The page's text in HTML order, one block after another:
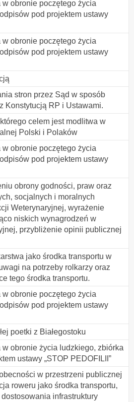
obronie poczętego życia
pod projektem ustawy
obronie poczętego życia
pod projektem ustawy
stron przez Sąd w sposób
Konstytucją RP i Ustawami.
celem jest modlitwa w
Polski i Polaków
obronie poczętego życia
pod projektem ustawy
obrony godności, praw oraz
socjalnych i moralnych
Weterynaryjnej, wyrażenie
niskich wynagrodzeń w
przybliżenie opinii publicznej
jako środka transportu w
na potrzeby rolkarzy oraz
tego środka transportu.
obronie poczętego życia
pod projektem ustawy
poetki z Białegostoku
w obronie życia ludzkiego, zbiórka
ustawy „STOP PEDOFILII”
w przestrzeni publicznej
roweru jako środka transportu,
infrastruktury